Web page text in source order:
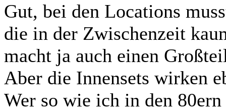
Gut, bei den Locations
die in der Zwischenzeit
macht ja auch einen
Aber die Innensets wirken
Wer so wie ich in den